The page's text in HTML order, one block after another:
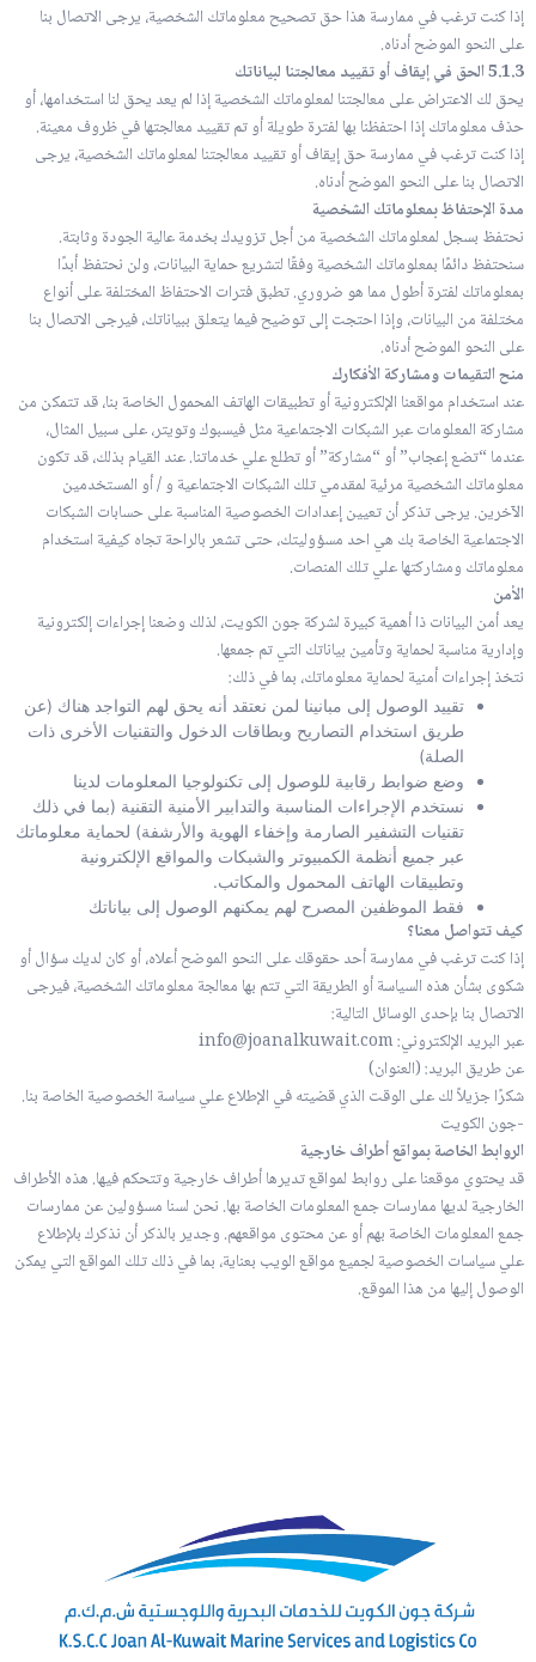
إذا كنت ترغب في ممارسة هذا حق تصحيح معلوماتك الشخصية، يرجى الاتصال بنا
على النحو الموضح أدناه.
5.1.3 الحق في إيقاف أو تقييد معالجتنا لبياناتك
يحق لك الاعتراض على معالجتنا لمعلوماتك الشخصية إذا لم يعد يحق لنا استخدامها، أو
حذف معلوماتك إذا احتفظنا بها لفترة طويلة أو تم تقييد معالجتها في ظروف معينة.
إذا كنت ترغب في ممارسة حق إيقاف أو تقييد معالجتنا لمعلوماتك الشخصية، يرجى
الاتصال بنا على النحو الموضح أدناه.
مدة الإحتفاظ بمعلوماتك الشخصية
نحتفظ بسجل لمعلوماتك الشخصية من أجل تزويدك بخدمة عالية الجودة وثابتة.
سنحتفظ دائمًا بمعلوماتك الشخصية وفقًا لتشريع حماية البيانات، ولن نحتفظ أبدًا
بمعلوماتك لفترة أطول مما هو ضروري. تطبق فترات الاحتفاظ المختلفة على أنواع
مختلفة من البيانات، وإذا احتجت إلى توضيح فيما يتعلق ببياناتك، فيرجى الاتصال بنا
على النحو الموضح أدناه.
منح التقيمات ومشاركة الأفكارك
عند استخدام مواقعنا الإلكترونية أو تطبيقات الهاتف المحمول الخاصة بنا، قد تتمكن من
مشاركة المعلومات عبر الشبكات الاجتماعية مثل فيسبوك وتويتر، على سبيل المثال،
عندما “تضع إعجاب” أو “مشاركة” أو تطلع علي خدماتنا. عند القيام بذلك، قد تكون
معلوماتك الشخصية مرئية لمقدمي تلك الشبكات الاجتماعية و / أو المستخدمين
الآخرين. يرجى تذكر أن تعيين إعدادات الخصوصية المناسبة على حسابات الشبكات
الاجتماعية الخاصة بك هي احد مسؤوليتك، حتى تشعر بالراحة تجاه كيفية استخدام
معلوماتك ومشاركتها علي تلك المنصات.
الأمن
يعد أمن البيانات ذا أهمية كبيرة لشركة جون الكويت، لذلك وضعنا إجراءات إلكترونية
وإدارية مناسبة لحماية وتأمين بياناتك التي تم جمعها.
نتخذ إجراءات أمنية لحماية معلوماتك، بما في ذلك:
تقييد الوصول إلى مبانينا لمن نعتقد أنه يحق لهم التواجد هناك (عن
طريق استخدام التصاريح وبطاقات الدخول والتقنيات الأخرى ذات
الصلة)
وضع ضوابط رقابية للوصول إلى تكنولوجيا المعلومات لدينا
نستخدم الإجراءات المناسبة والتدابير الأمنية التقنية (بما في ذلك
تقنيات التشفير الصارمة وإخفاء الهوية والأرشفة) لحماية معلوماتك
عبر جميع أنظمة الكمبيوتر والشبكات والمواقع الإلكترونية
وتطبيقات الهاتف المحمول والمكاتب.
فقط الموظفين المصرح لهم يمكنهم الوصول إلى بياناتك
كيف تتواصل معنا؟
إذا كنت ترغب في ممارسة أحد حقوقك على النحو الموضح أعلاه، أو كان لديك سؤال أو
شكوى بشأن هذه السياسة أو الطريقة التي تتم بها معالجة معلوماتك الشخصية، فيرجى
الاتصال بنا بإحدى الوسائل التالية:
عبر البريد الإلكتروني: info@joanalkuwait.com
عن طريق البريد: (العنوان)
شكرًا جزيلاً لك على الوقت الذي قضيته في الإطلاع علي سياسة الخصوصية الخاصة بنا.
-جون الكويت
الروابط الخاصة بمواقع أطراف خارجية
قد يحتوي موقعنا على روابط لمواقع تديرها أطراف خارجية وتتحكم فيها. هذه الأطراف
الخارجية لديها ممارسات جمع المعلومات الخاصة بها. نحن لسنا مسؤولين عن ممارسات
جمع المعلومات الخاصة بهم أو عن محتوى مواقعهم. وجدير بالذكر أن نذكرك بلإطلاع
علي سياسات الخصوصية لجميع مواقع الويب بعناية، بما في ذلك تلك المواقع التي يمكن
الوصول إليها من هذا الموقع.